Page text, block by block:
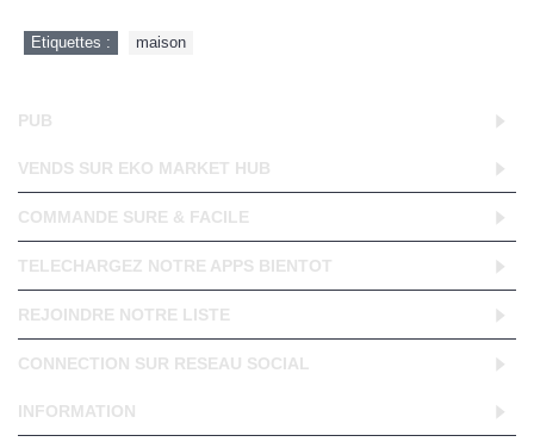
Etiquettes : maison
PUB
VENDS SUR EKO MARKET HUB
COMMANDE SURE & FACILE
TELECHARGEZ NOTRE APPS BIENTOT
REJOINDRE NOTRE LISTE
CONNECTION SUR RESEAU SOCIAL
INFORMATION